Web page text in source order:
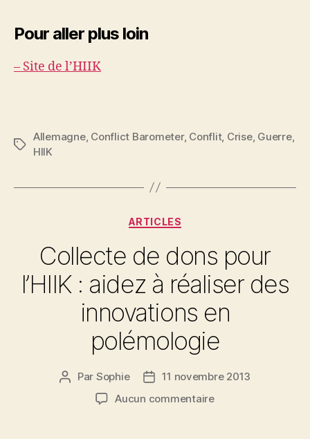
Pour aller plus loin
– Site de l’HIIK
Étiquettes
Allemagne, Conflict Barometer, Conflit, Crise, Guerre,
HIIK
Catégories
ARTICLES
Collecte de dons pour
l’HIIK : aidez à réaliser des
innovations en
polémologie
Auteur
l’article
Par Sophie
Date11 novembre 2013
Aucun commentairesur